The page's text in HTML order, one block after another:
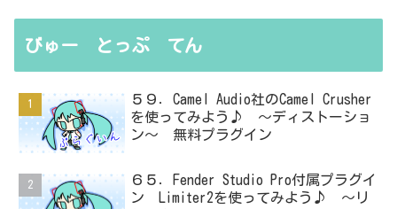
びゅー とっぷ てん
５９．Camel Audio社のCamel Crusher
を使ってみよう♪ ～ディストーショ
ン～ 無料プラグイン
６５．Fender Studio Pro付属プラグイ
ン Limiter2を使ってみよう♪ ～リ